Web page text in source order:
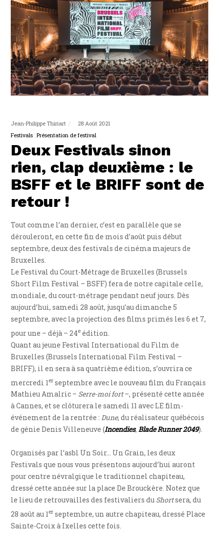
Jean-Philippe Thiriart
28 Août 2021
Festivals Présentation de festival
Deux Festivals sinon
rien, clap deuxième : le
BSFF et le BRIFF sont de
retour !
Tout comme l’an dernier, c’est en parallèle que se
dérouleront, en cette fin de mois d’août puis début
septembre, deux des festivals de cinéma majeurs de
Bruxelles.
Le Festival du Court-Métrage de Bruxelles (Brussels
Short Film Festival – BSFF) fera de notre capitale celle,
mondiale, du court-métrage pendant neuf jours. Dès
aujourd’hui, samedi 28 août, jusqu’au dimanche 5
septembre, avec la projection des films primés les 6 et 7,
pour une – déjà – 24e édition.
Quant au jeune Festival International du Film de
Bruxelles (Brussels International Film Festival –
BRIFF), il en sera à sa quatrième édition, s’ouvrira ce
mercredi 1 er septembre avec le nouveau film du Français
Mathieu Amalric – Serre-moi fort–, présenté cette année
à Cannes, et se clôturera le samedi 11 avec LE film-
événement de la rentrée :Dune, du réalisateur québécois
de génie Denis Villeneuve (Incendies,Blade Runner 2049).
Organisés par l’asbl Un Soir… Un Grain, les deux
Festivals que nous vous présentons aujourd’hui auront
pour centre névralgique le traditionnel chapiteau,
dressé cette année sur la place De Brouckère. Notez que
le lieu de retrouvailles des festivaliers du Shortsera, du
28 août au 1er septembre, un autre chapiteau, dressé Place
Sainte-Croix à Ixelles cette fois.